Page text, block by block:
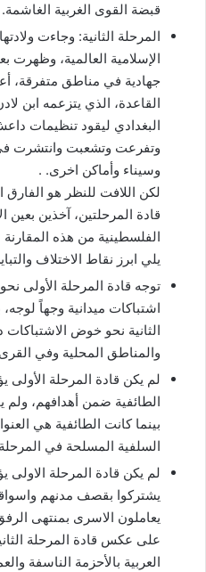
قبضة القوى الغربية
الإسلامية العالمية،
جهادية في مناطق متفرقة،
القاعدة، الذي يتزعمه ابن
البغدادي ليقود تنظيمات
وتفرعت وتشعبت وانتشرت في
وسيناء وأماكن اخرى. .
لكن اللافت للنظر هو الفارق
قادة المرحلتين، آخذين بعين
الفلسطينية من هذه
يلي ابرز نقاط الاختلاف
توجه قادة المرحلة الأولى
اشتباكات ميدانية وجهاً
الثانية نحو خوض
والمناطق المحلية وفي القرى
لم يكن قادة المرحلة الأولى
الطائفية ضمن أهدافهم،
بينما كانت الطائفية هي
السلفية المسلحة في المرحلة
لم يكن قادة المرحلة الاولى
يشتركوا بقصف مدنهم
يعاملون الاسرى بمنتهى
على عكس قادة المرحلة
العربية بالأحزمة الناسفة